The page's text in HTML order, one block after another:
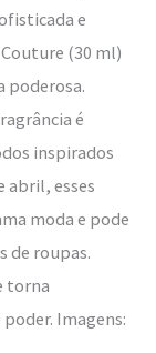
e
(30 ml)
poderosa.
é
inspirados
abril, esses
moda e pode
de roupas.
torna
Imagens: